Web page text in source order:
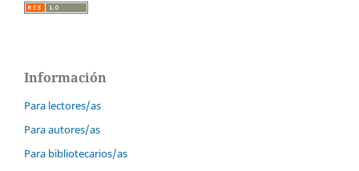
Información
Para lectores/as
Para autores/as
Para bibliotecarios/as